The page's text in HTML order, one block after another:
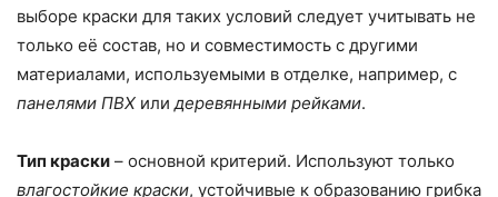
выборе краски для таких условий следует учитывать не
только её состав, но и совместимость с другими
материалами, используемыми в отделке, например, с
панелями ПВХ илидеревянными рейками.
Тип краски – основной критерий. Используют только
влагостойкие краски, устойчивые к образованию грибка